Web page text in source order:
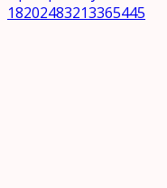
18202483213365445